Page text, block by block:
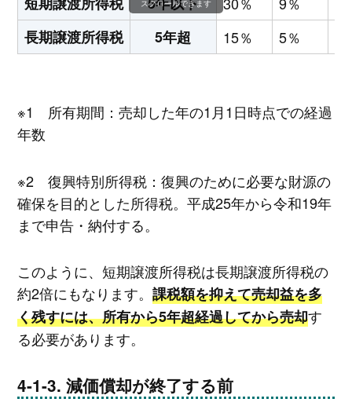
長期譲渡所得税
5年超 15％ 5％
スクロールできます
※1 所有期間：売却した年の1月1日時点での経過
年数
※2 復興特別所得税：復興のために必要な財源の
確保を目的とした所得税。平成25年から令和19年
まで申告・納付する。
このように、短期譲渡所得税は長期譲渡所得税の
約2倍にもなります。 課税額を抑えて売却益を多
く残すには、所有から5年超経過してから売却す
る必要があります。
減価償却が終了する前